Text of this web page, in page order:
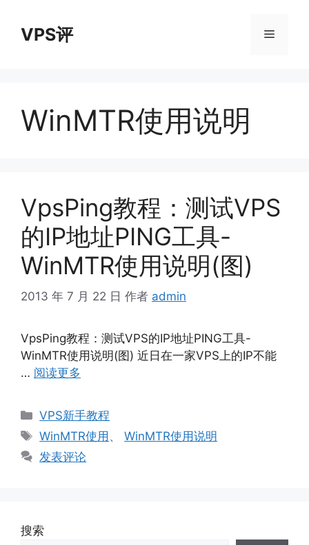
VPS评 菜
WinMTR使用说明
VpsPing教程：测试VPS
的IP地址PING工具-
WinMTR使用说明(图)
2013 年 7 月 22 日 作者 admin
VpsPing教程：测试VPS的IP地址PING工具-
WinMTR使用说明(图) 近日在一家VPS上的IP不能
… 阅读更多
分
类
VPS新手教程
标
签
WinMTR使用 、WinMTR使用说明
发表评论
搜索